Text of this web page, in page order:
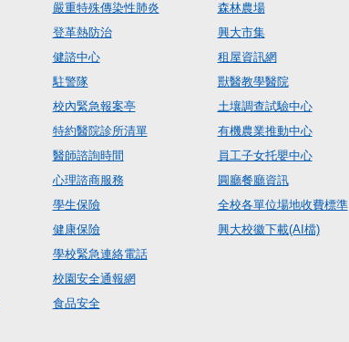
嚴重特殊傳染性肺炎
登革熱防治
健諮中心
駐警隊
校內緊急報案亭
特約醫院診所清單
醫師諮詢時間
心理諮商服務
學生保險
健康保險
學校緊急連絡電話
校園安全通報網
食品安全
森林農場
興大市集
租屋資訊網
獸醫教學醫院
土壤調查試驗中心
有機農業推動中心
員工子女托嬰中心
圓廳餐廳資訊
全校各單位場地收費標準
興大校徽下載(AI檔)